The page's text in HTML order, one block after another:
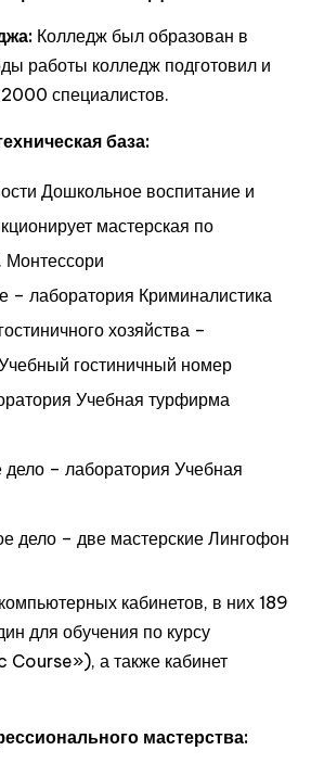
Колледж был образован в
работы колледж подготовил и
специалистов.
база:
Дошкольное воспитание и
мастерская по
Монтессори
– лаборатория Криминалистика
хозяйства –
гостиничный номер
Учебная турфирма
дело – лаборатория Учебная
дело – две мастерские Лингофон
кабинетов, в них 189
для обучения по курсу
а также кабинет
мастерства: